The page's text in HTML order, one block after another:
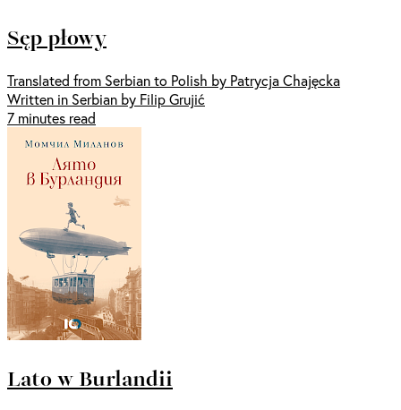
Sęp płowy
Translated from Serbian to Polish by Patrycja Chajęcka
Written in Serbian by Filip Grujić
7 minutes read
Lato w Burlandii